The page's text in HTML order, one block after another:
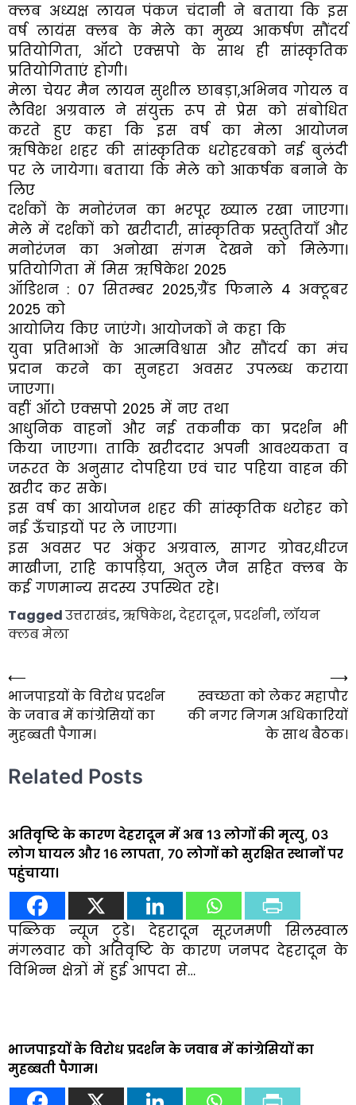
क्लब अध्यक्ष लायन पंकज चंदानी ने बताया कि इस
वर्ष लायंस क्लब के मेले का मुख्य आकर्षण सौंदर्य
प्रतियोगिता, ऑटो एक्सपो के साथ ही सांस्कृतिक
प्रतियोगिताएं होगी।
मेला चेयर मैन लायन सुशील छाबड़ा,अभिनव गोयल व
लैविश अग्रवाल ने संयुक्त रूप से प्रेस को संबोधित
करते हुए कहा कि इस वर्ष का मेला आयोजन
ऋषिकेश शहर की सांस्कृतिक धरोहरबको नई बुलंदी
पर ले जायेगा। बताया कि मेले को आकर्षक बनाने के
लिए
दर्शकों के मनोरंजन का भरपूर ख्याल रखा जाएगा।
मेले में दर्शकों को खरीदारी, सांस्कृतिक प्रस्तुतियाँ और
मनोरंजन का अनोखा संगम देखने को मिलेगा।
प्रतियोगिता में मिस ऋषिकेश 2025
ऑडिशन : 07 सितम्बर 2025,ग्रैंड फिनाले 4 अक्टूबर
2025 को
आयोजिय किए जाएंगे। आयोजकों ने कहा कि
युवा प्रतिभाओं के आत्मविश्वास और सौंदर्य का मंच
प्रदान करने का सुनहरा अवसर उपलब्ध कराया
जाएगा।
वहीं ऑटो एक्सपो 2025 में नए तथा
आधुनिक वाहनों और नई तकनीक का प्रदर्शन भी
किया जाएगा। ताकि खरीददार अपनी आवश्यकता व
जरूरत के अनुसार दोपहिया एवं चार पहिया वाहन की
खरीद कर सके।
इस वर्ष का आयोजन शहर की सांस्कृतिक धरोहर को
नई ऊँचाइयों पर ले जाएगा।
इस अवसर पर अंकुर अग्रवाल, सागर ग्रोवर,धीरज
माखीजा, राहि कापड़िया, अतुल जैन सहित क्लब के
कई गणमान्य सदस्य उपस्थित रहे।
Taggedउत्तराखंड,ऋषिकेश,देहरादून,प्रदर्शनी,लॉयन
क्लब मेला
Post
navigation
⟵
भाजपाइयों के विरोध प्रदर्शन
के जवाब में कांग्रेसियों का
मुहब्बती पैगाम।
स्वच्छता को लेकर महापौर
की नगर निगम अधिकारियों
के साथ बैठक।
⟶
Related Posts
अतिवृष्टि के कारण देहरादून में अब 13 लोगों की मृत्यु, 03
लोग घायल और 16 लापता, 70 लोगों को सुरक्षित स्थानों पर
पहुंचाया।
पब्लिक न्यूज टुडे। देहरादून सूरजमणी सिलस्वाल
मंगलवार को अतिवृष्टि के कारण जनपद देहरादून के
विभिन्न क्षेत्रों में हुई आपदा से…
भाजपाइयों के विरोध प्रदर्शन के जवाब में कांग्रेसियों का
मुहब्बती पैगाम।